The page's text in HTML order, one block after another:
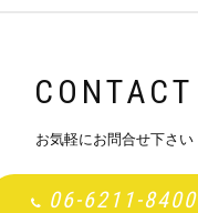
CONTACT
お気軽にお問合せ下さい
06-6211-8400